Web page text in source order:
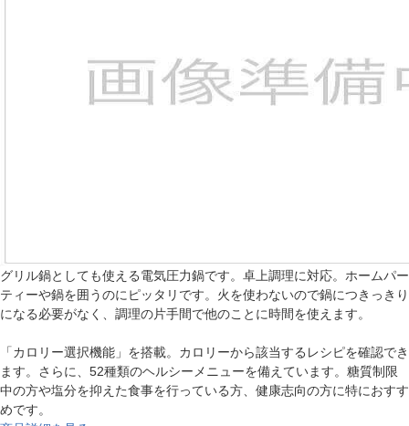
グリル鍋としても使える電気圧力鍋です。卓上調理に対応。ホームパー
ティーや鍋を囲うのにピッタリです。火を使わないので鍋につきっきり
になる必要がなく、調理の片手間で他のことに時間を使えます。
「カロリー選択機能」を搭載。カロリーから該当するレシピを確認でき
ます。さらに、52種類のヘルシーメニューを備えています。糖質制限
中の方や塩分を抑えた食事を行っている方、健康志向の方に特におすす
めです。